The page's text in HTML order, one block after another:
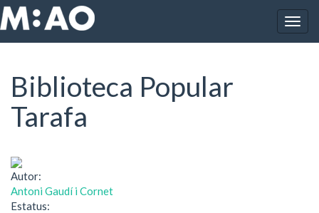
Vés al contingut
Inici Biblioteca Popular Tarafa
Biblioteca Popular
Tarafa
Autor:
Antoni Gaudí i Cornet
Estatus: